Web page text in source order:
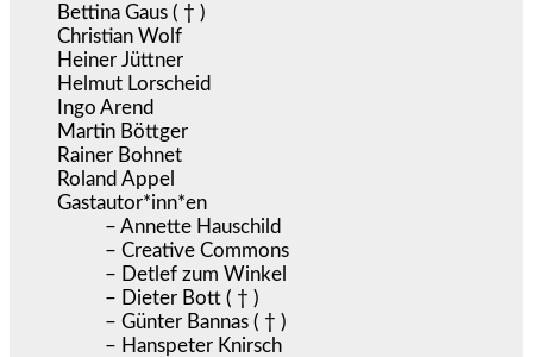
Bettina Gaus ( † )
Christian Wolf
Heiner Jüttner
Helmut Lorscheid
Ingo Arend
Martin Böttger
Rainer Bohnet
Roland Appel
Gastautor*inn*en
– Annette Hauschild
– Creative Commons
– Detlef zum Winkel
– Dieter Bott ( † )
– Günter Bannas ( † )
– Hanspeter Knirsch